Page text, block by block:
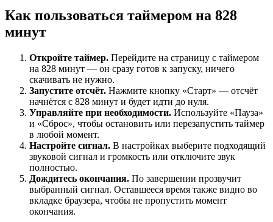
Как пользоваться таймером на 828
минут
Откройте таймер. Перейдите на страницу с таймером
на 828 минут — он сразу готов к запуску, ничего
скачивать не нужно.
Запустите отсчёт. Нажмите кнопку «Старт» — отсчёт
начнётся с 828 минут и будет идти до нуля.
Управляйте при необходимости. Используйте «Пауза»
и «Сброс», чтобы остановить или перезапустить таймер
в любой момент.
Настройте сигнал. В настройках выберите подходящий
звуковой сигнал и громкость или отключите звук
полностью.
Дождитесь окончания. По завершении прозвучит
выбранный сигнал. Оставшееся время также видно во
вкладке браузера, чтобы не пропустить момент
окончания.